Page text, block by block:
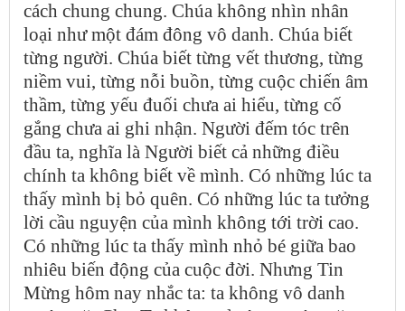
cách chung chung. Chúa không nhìn nhân
loại như một đám đông vô danh. Chúa biết
từng người. Chúa biết từng vết thương, từng
niềm vui, từng nỗi buồn, từng cuộc chiến âm
thầm, từng yếu đuối chưa ai hiểu, từng cố
gắng chưa ai ghi nhận. Người đếm tóc trên
đầu ta, nghĩa là Người biết cả những điều
chính ta không biết về mình. Có những lúc ta
thấy mình bị bỏ quên. Có những lúc ta tưởng
lời cầu nguyện của mình không tới trời cao.
Có những lúc ta thấy mình nhỏ bé giữa bao
nhiêu biến động của cuộc đời. Nhưng Tin
Mừng hôm nay nhắc ta: ta không vô danh